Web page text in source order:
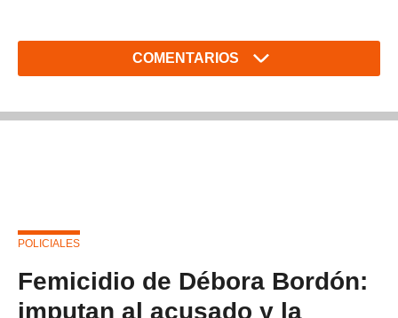
COMENTARIOS